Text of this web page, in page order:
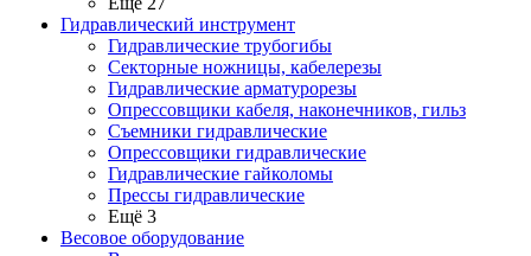
Гидравлический инструмент
Гидравлические трубогибы
Секторные ножницы, кабелерезы
Гидравлические арматурорезы
Опрессовщики кабеля, наконечников, гильз
Съемники гидравлические
Опрессовщики гидравлические
Гидравлические гайколомы
Прессы гидравлические
Ещё 3
Весовое оборудование